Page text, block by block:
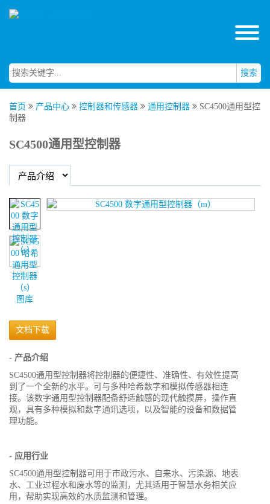
搜索
首页 产品中心 控制器和传感器 通用控制器
SC4500通用型控
制器
SC4500通用型控制器
图库
文档下载
- 产品介绍
SC4500通用型控制器将控制器的便捷性、准确性、有效性提高
到了一个全新的水平。可与多种哈希数字和模拟传感器相连
接。该数字通用型控制器配备舒适触感的现代触摸屏，操作直
观，具有多种模拟和数字通讯选项，以及智能的设备和数据管
理功能。
- 应用行业
SC4500通用型控制器可用于市政污水、自来水、污染源、地表
水、工业过程水和废水等的监测，尤其适用于智慧水务相关应
用，帮助实现高效的水质监测和管理。